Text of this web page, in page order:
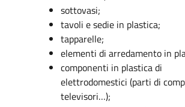
sottovasi;
tavoli e sedie in plastica;
tapparelle;
elementi di arredamento in
componenti in plastica di
elettrodomestici (parti di
televisori…);